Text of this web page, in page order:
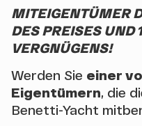
MITEIGENTÜMER
DES PREISES UND
VERGNÜGENS!
Werden Sie einer
Eigentümern, die
Benetti-Yacht